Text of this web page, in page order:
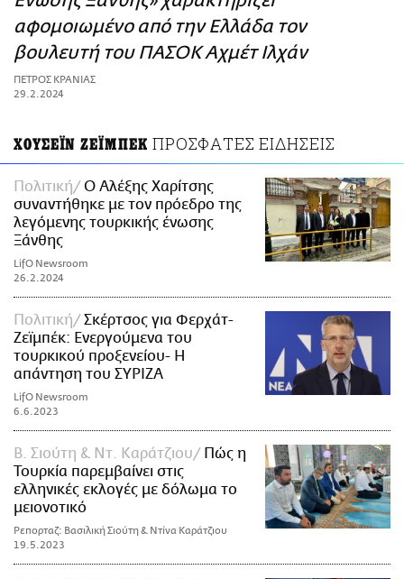
ΑΜΠΑ
PRINT
αφομοιωμένο από την Ελλάδα τον
βουλευτή του ΠΑΣΟΚ Αχμέτ Ιλχάν
ΠΕΤΡΟΣ ΚΡΑΝΙΑΣ
29.2.2024
ΧΟΥΣΕΪΝ ΖΕΪΜΠΕΚ ΠΡΟΣΦΑΤΕΣ ΕΙΔΗΣΕΙΣ
Πολιτική
Ο Αλέξης Χαρίτσης
συναντήθηκε με τον πρόεδρο της
λεγόμενης τουρκικής ένωσης
Ξάνθης
LifO Newsroom
26.2.2024
Πολιτική
Σκέρτσος για Φερχάτ-
Ζεϊμπέκ: Ενεργούμενα του
τουρκικού προξενείου- Η
απάντηση του ΣΥΡΙΖΑ
LifO Newsroom
6.6.2023
Β. Σιούτη & Ντ. Καράτζιου
Πώς η
Τουρκία παρεμβαίνει στις
ελληνικές εκλογές με δόλωμα το
μειονοτικό
Ρεπορταζ: Βασιλική Σιούτη & Ντίνα Καράτζιου
19.5.2023